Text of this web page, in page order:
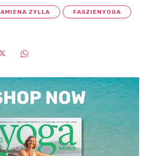
AMIENA ZYLLA FASZIENYOGA